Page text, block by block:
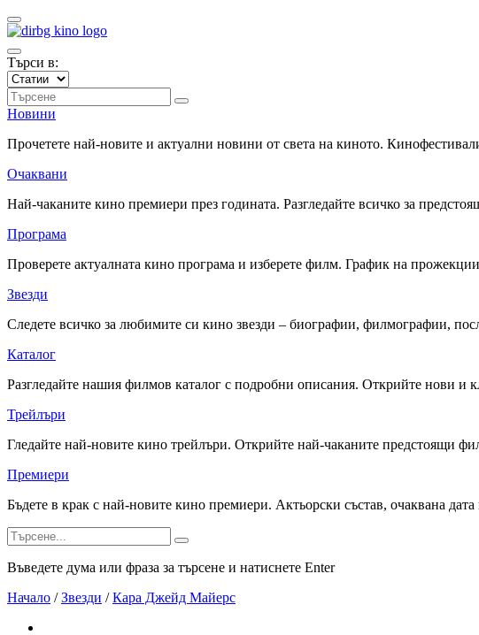
Търси в:
Новини
Прочетете най-новите и актуални новини от света на киното.
Очаквани
Най-чаканите кино премиери през годината. Разгледайте всичко за
Програма
Проверете актуалната кино програма и изберете филм. График на
Звезди
Следете всичко за любимите си кино звезди – биографии, филмографии,
Каталог
Разгледайте нашия филмов каталог с подробни описания. Открийте нови и
Трейлъри
Гледайте най-новите кино трейлъри. Открийте най-чаканите предстоящи
Премиери
Бъдете в крак с най-новите кино премиери. Актьорски състав, очаквана
Въведете дума или фраза за търсене и натиснете Enter
Начало / Звезди / Кара Джейд Майерс